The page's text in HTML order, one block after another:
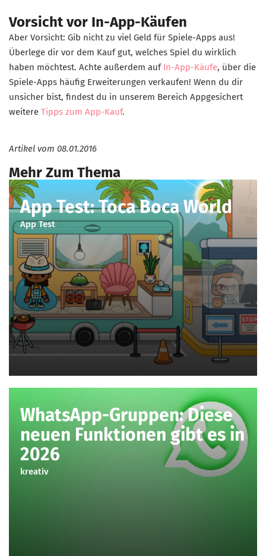
Vorsicht vor In-App-Käufen
Aber Vorsicht: Gib nicht zu viel Geld für Spiele-Apps aus!
Überlege dir vor dem Kauf gut, welches Spiel du wirklich
haben möchtest. Achte außerdem auf In-App-Käufe, über die
Spiele-Apps häufig Erweiterungen verkaufen! Wenn du dir
unsicher bist, findest du in unserem Bereich Appgesichert
weitere Tipps zum App-Kauf.
Artikel vom 08.01.2016
Mehr Zum Thema
App Test: Toca Boca World
App Test
WhatsApp-Gruppen: Diese
neuen Funktionen gibt es in
2026
kreativ